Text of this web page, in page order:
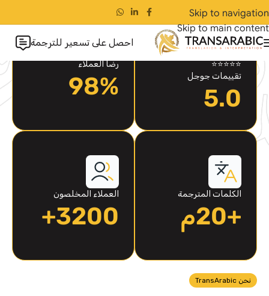
Skip to navigation
Skip to main content
احصل على تسعير للترجمة
⭐⭐⭐⭐⭐
تقييمات جوجل
5.0
رضا العملاء
98%
الكلمات المترجمة
+20م
العملاء المخلصون
3200+
نحن TransArabic